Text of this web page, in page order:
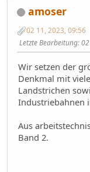
amoser
02 11, 2023, 09:56
Letzte Bearbeitung:
Wir setzen der
Denkmal mit
Landstrichen
Industriebahnen
Aus
Band 2.